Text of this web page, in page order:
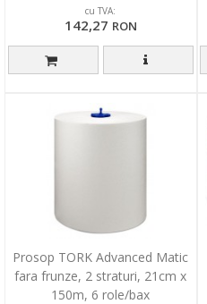
cu TVA:
142,27 RON
Prosop TORK Advanced Matic
fara frunze, 2 straturi, 21cm x
150m, 6 role/bax